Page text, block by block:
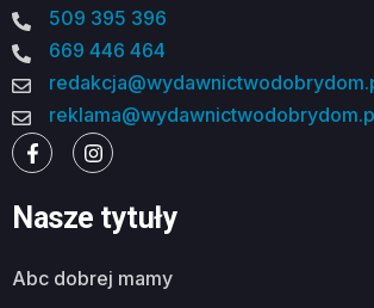
509 395 396
669 446 464
Nasze tytuły
abc dobrej mamy